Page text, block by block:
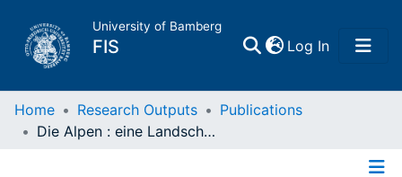
University of Bamberg
FIS Log In(current)
Home
Home Research Outputs
Publications
Die Alpen : eine Landschaft und ihre Menschen in Texten deutschsprachiger Autoren des 18. und 19. Jahrhunderts